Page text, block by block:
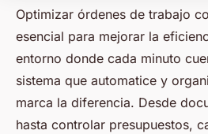
Optimizar órdenes de trabajo
esencial para mejorar la
entorno donde cada minuto
sistema que automatice y
marca la diferencia. Desde
hasta controlar presupuestos,